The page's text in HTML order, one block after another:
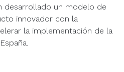
desarrollado un modelo de
innovador con la
la implementación de la